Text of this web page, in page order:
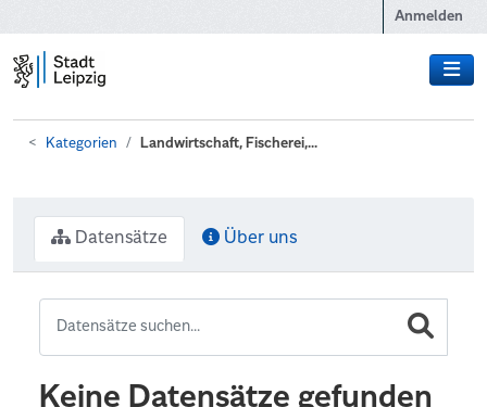
Anmelden
Kategorien Landwirtschaft, Fischerei,...
Datensätze Über uns
Keine Datensätze gefunden